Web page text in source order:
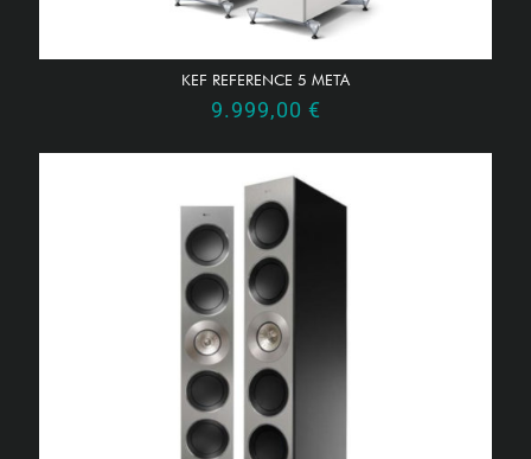
KEF REFERENCE 5 META
9.999,00 €